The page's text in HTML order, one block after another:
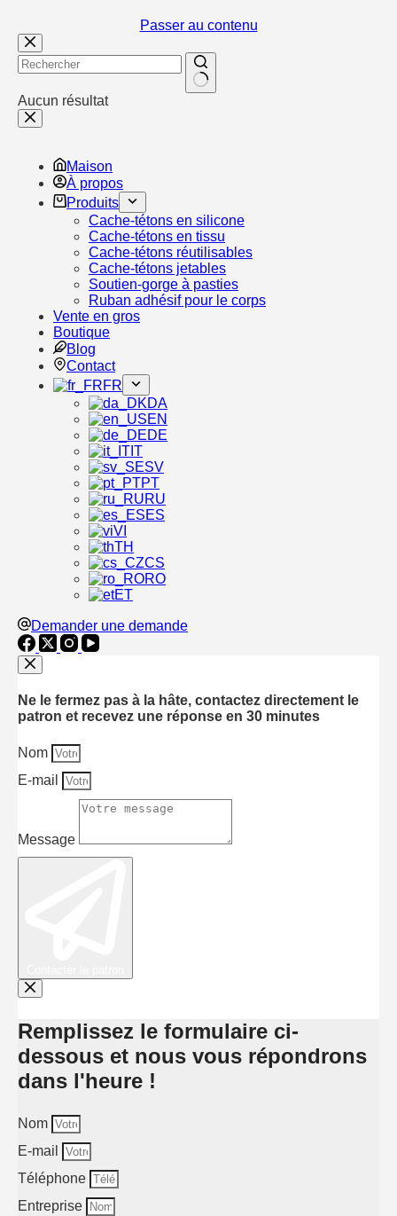
Passer au contenu
Aucun résultat
Maison
À propos
Produits
Cache-tétons en silicone
Cache-tétons en tissu
Cache-tétons réutilisables
Cache-tétons jetables
Soutien-gorge à pasties
Ruban adhésif pour le corps
Vente en gros
Boutique
Blog
Contact
FR
DA
EN
DE
IT
SV
PT
RU
ES
VI
TH
CS
RO
ET
Demander une demande
Ne le fermez pas à la hâte, contactez directement le
patron et recevez une réponse en 30 minutes
Nom
E-mail
Message
Remplissez le formulaire ci-
dessous et nous vous répondrons
dans l'heure !
Nom
E-mail
Téléphone
Entreprise